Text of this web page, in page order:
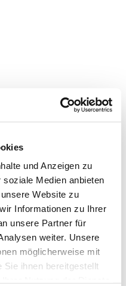
und Anzeigen zu
Medien anbieten
Website zu
Informationen zu Ihrer
unsere Partner für
weiter. Unsere
möglicherweise mit
Sie ihnen bereitgestellt